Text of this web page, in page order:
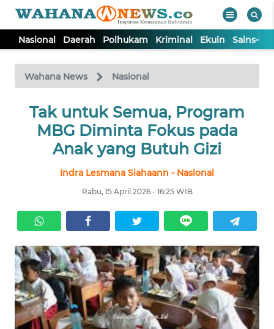
Nasional Daerah Polhukam Kriminal Ekuin Sains-
Wahana News Nasional
Tak untuk Semua, Program
MBG Diminta Fokus pada
Anak yang Butuh Gizi
Indra Lesmana Siahaann - Nasional
Rabu, 15 April 2026 - 16:25 WIB
TV
Tutup
NASIONAL
POLHUKAM
KRIMINAL
EKUIN
SAINS-TEKNO
KESEHATAN